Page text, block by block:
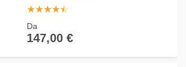
☆☆☆☆☆
★★★★★
Da
147,00 €